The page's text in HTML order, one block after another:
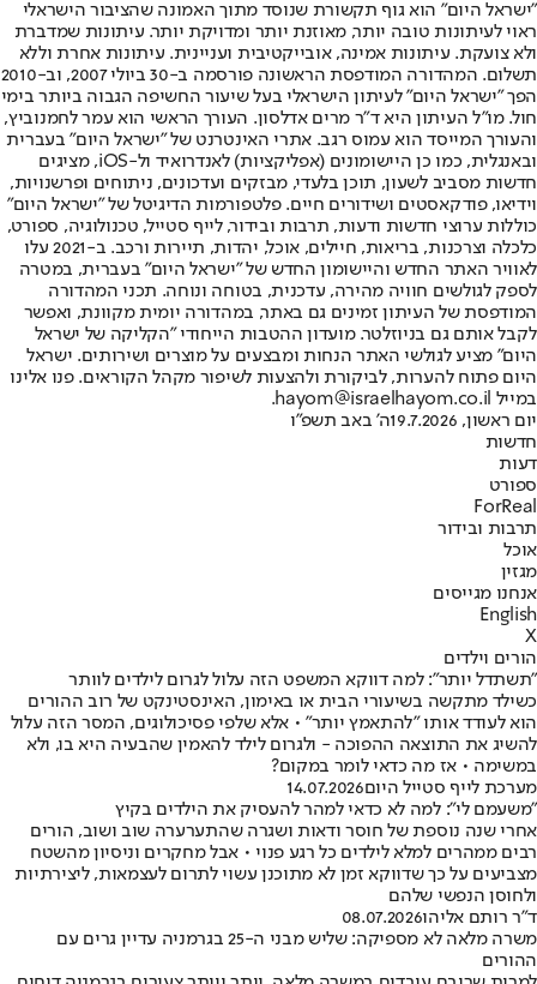
"ישראל היום" הוא גוף תקשורת שנוסד מתוך האמונה שהציבור הישראלי
ראוי לעיתונות טובה יותר, מאוזנת יותר ומדויקת יותר. עיתונות שמדברת
ולא צועקת. עיתונות אמינה, אובייקטיבית ועניינית. עיתונות אחרת וללא
תשלום. המהדורה המודפסת הראשונה פורסמה ב-30 ביולי 2007, וב-2010
הפך "ישראל היום" לעיתון הישראלי בעל שיעור החשיפה הגבוה ביותר בימי
חול. מו"ל העיתון היא ד"ר מרים אדלסון. העורך הראשי הוא עמר לחמנוביץ,
והעורך המייסד הוא עמוס רגב. אתרי האינטרנט של "ישראל היום" בעברית
ובאנגלית, כמו כן היישומונים (אפליקציות) לאנדרואיד ול-iOS, מציגים
חדשות מסביב לשעון, תוכן בלעדי, מבזקים ועדכונים, ניתוחים ופרשנויות,
וידיאו, פודקאסטים ושידורים חיים. פלטפורמות הדיגיטל של "ישראל היום"
כוללות ערוצי חדשות ודעות, תרבות ובידור, לייף סטייל, טכנולוגיה, ספורט,
כלכלה וצרכנות, בריאות, חיילים, אוכל, יהדות, תיירות ורכב. ב-2021 עלו
לאוויר האתר החדש והיישומון החדש של "ישראל היום" בעברית, במטרה
לספק לגולשים חוויה מהירה, עדכנית, בטוחה ונוחה. תכני המהדורה
המודפסת של העיתון זמינים גם באתר, במהדורה יומית מקוונת, ואפשר
לקבל אותם גם בניוזלטר. מועדון ההטבות הייחודי "הקליקה של ישראל
היום" מציע לגולשי האתר הנחות ומבצעים על מוצרים ושירותים. ישראל
היום פתוח להערות, לביקורת ולהצעות לשיפור מקהל הקוראים. פנו אלינו
במייל hayom@israelhayom.co.il.
יום ראשון, 19.7.2026
ה' באב תשפ"ו
חדשות
דעות
ספורט
ForReal
תרבות ובידור
אוכל
מגזין
אנחנו מגייסים
English
X
הורים וילדים
"תשתדל יותר": למה דווקא המשפט הזה עלול לגרום לילדים לוותר
כשילד מתקשה בשיעורי הבית או באימון, האינסטינקט של רוב ההורים
הוא לעודד אותו "להתאמץ יותר" • אלא שלפי פסיכולוגים, המסר הזה עלול
להשיג את התוצאה ההפוכה - ולגרום לילד להאמין שהבעיה היא בו, ולא
במשימה • אז מה כדאי לומר במקום?
מערכת לייף סטייל היום14.07.2026
"משעמם לי": למה לא כדאי למהר להעסיק את הילדים בקיץ
אחרי שנה נוספת של חוסר ודאות ושגרה שהתערערה שוב ושוב, הורים
רבים ממהרים למלא לילדים כל רגע פנוי • אבל מחקרים וניסיון מהשטח
מצביעים על כך שדווקא זמן לא מתוכנן עשוי לתרום לעצמאות, ליצירתיות
ולחוסן הנפשי שלהם
ד"ר רותם אליהו08.07.2026
משרה מלאה לא מספיקה: שליש מבני ה-25 בגרמניה עדיין גרים עם
ההורים